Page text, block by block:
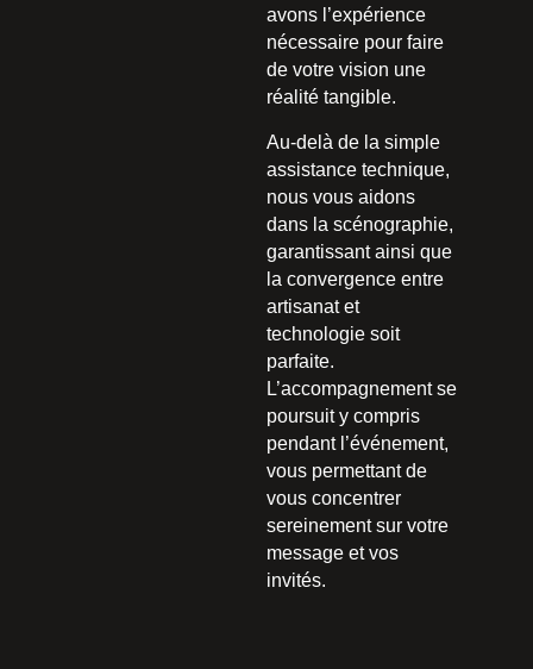
avons l’expérience
nécessaire pour faire
de votre vision une
réalité tangible.
Au-delà de la simple
assistance technique,
nous vous aidons
dans la scénographie,
garantissant ainsi que
la convergence entre
artisanat et
technologie soit
parfaite.
L’accompagnement se
poursuit y compris
pendant l’événement,
vous permettant de
vous concentrer
sereinement sur votre
message et vos
invités.